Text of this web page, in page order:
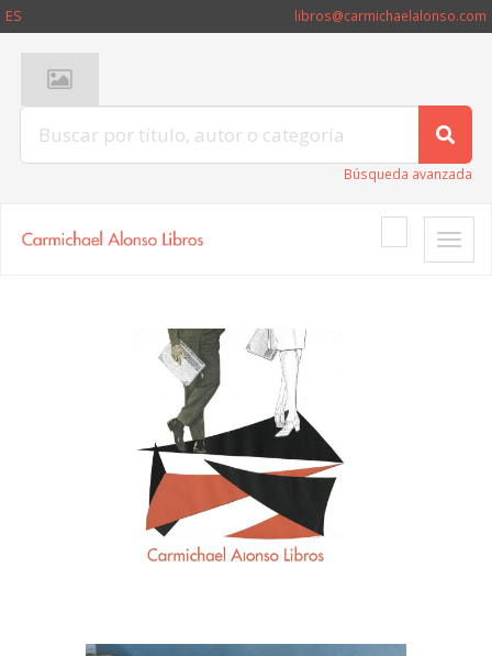
ES libros@carmichaelalonso.com
Búsqueda avanzada
Toggle